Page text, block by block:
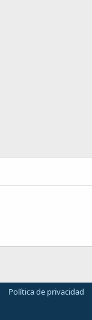
Política de privacidad